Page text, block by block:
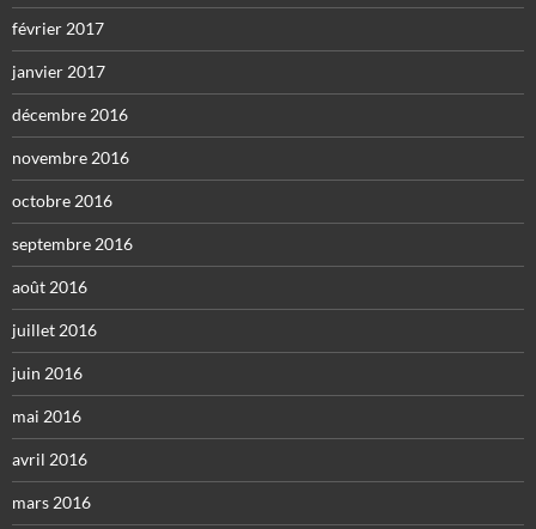
février 2017
janvier 2017
décembre 2016
novembre 2016
octobre 2016
septembre 2016
août 2016
juillet 2016
juin 2016
mai 2016
avril 2016
mars 2016